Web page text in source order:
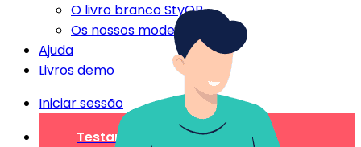
O livro branco StyQR
Os nossos modelos StyQR
Ajuda
Livros demo
Iniciar sessão
Testar gratuitamente